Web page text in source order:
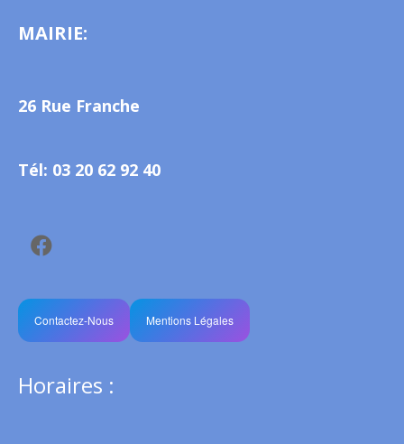
MAIRIE:
26 Rue Franche
Tél: 03 20 62 92 40
Contactez-Nous Mentions Légales
Horaires :